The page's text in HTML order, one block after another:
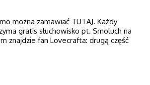
można zamawiać TUTAJ. Każdy
gratis słuchowisko pt. Smoluch na
znajdzie fan Lovecrafta: drugą część